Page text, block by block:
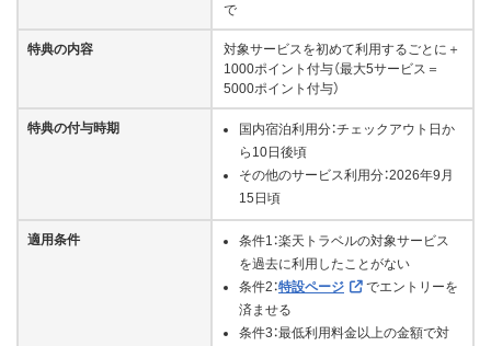
で
特典の内容
対象サービスを初めて利用するごとに＋
1000ポイント付与（最大5サービス＝
5000ポイント付与）
特典の付与時期
国内宿泊利用分：チェックアウト日か
ら10日後頃
その他のサービス利用分：2026年9月
15日頃
適用条件
条件1：楽天トラベルの対象サービス
を過去に利用したことがない
条件2：特設ページ
でエントリーを
済ませる
条件3：最低利用料金以上の金額で対